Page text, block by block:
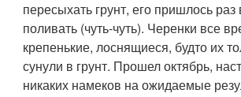
пересыхать грунт, его пришлось
поливать (чуть-чуть). Черенки все
крепенькие, лоснящиеся, будто их
сунули в грунт. Прошел октябрь,
никаких намеков на ожидаемые